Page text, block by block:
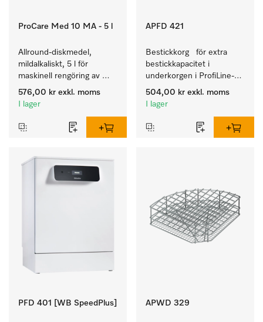
ProCare Med 10 MA - 5 l
Allround-diskmedel,
mildalkaliskt, 5 l för
maskinell rengöring av
instrument och utensilier.
576,00 kr exkl. moms
I lager
APFD 421
Bestickkorg   för extra
bestickkapacitet i
underkorgen i ProfiLine-
diskmaskiner.
504,00 kr exkl. moms
I lager
PFD 401 [WB SpeedPlus] APWD 329